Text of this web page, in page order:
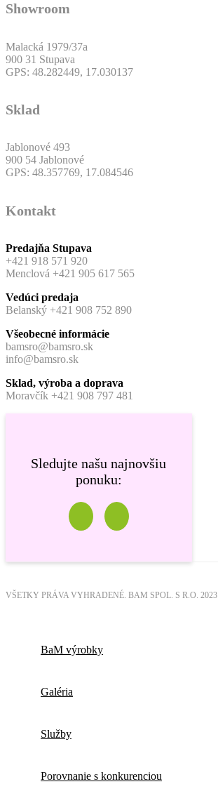
Showroom
Malacká 1979/37a
900 31 Stupava
GPS: 48.282449, 17.030137
Sklad
Jablonové 493
900 54 Jablonové
GPS: 48.357769, 17.084546
Kontakt
Predajňa Stupava
+421 918 571 920
Menclová +421 905 617 565
Vedúci predaja
Belanský +421 908 752 890
Všeobecné informácie
bamsro@bamsro.sk
info@bamsro.sk
Sklad, výroba a doprava
Moravčík +421 908 797 481
Sledujte našu najnovšiu
ponuku:
VŠETKY PRÁVA VYHRADENÉ. BAM SPOL. S R.O. 2023
BaM výrobky
Galéria
Služby
Porovnanie s konkurenciou